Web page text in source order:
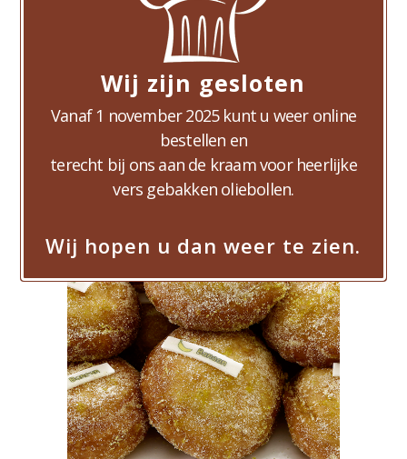
2 Amandelbollen
€6,00
Wij zijn gesloten
Vanaf 1 november 2025 kunt u weer online
bestellen en
terecht bij ons aan de kraam voor heerlijke
vers gebakken oliebollen.
Wij hopen u dan weer te zien.